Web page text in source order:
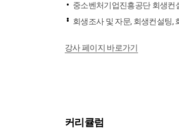
중소벤처기업진흥공단 회생컨
회생조사 및 자문, 회생컨설팅,
강사 페이지 바로가기
커리큘럼